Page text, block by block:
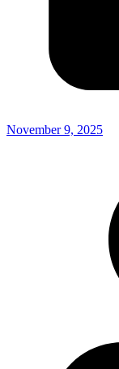
November 9, 2025